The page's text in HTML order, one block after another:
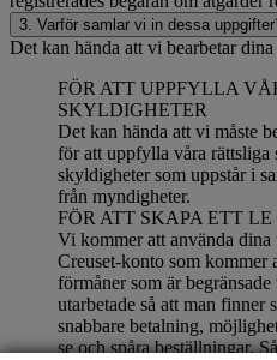
3. Varför samlar vi in dessa
Det kan hända att vi bearbetar
FÖR ATT UPPFYLLA
SKYLDIGHETER
Det kan hända att vi måste
för att uppfylla våra rättsliga
skyldigheter som uppstår i
från myndigheter.
FÖR ATT SKAPA ETT
Vi kommer att använda
Creuset-konto som kommer
förmåner som är
utarbetade så att man finner
snabbare betalning,
se och spåra beställningar.